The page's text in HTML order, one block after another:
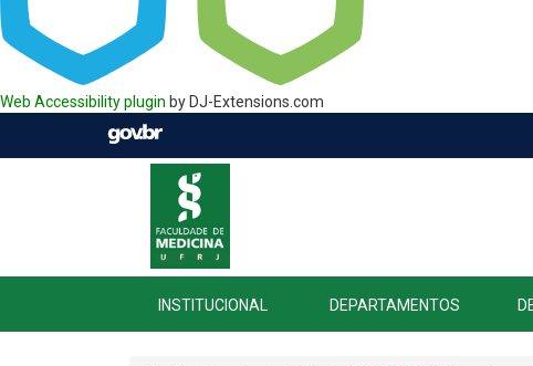
Web Accessibility plugin by DJ-Extensions.com
INSTITUCIONAL DEPARTAMENTOS